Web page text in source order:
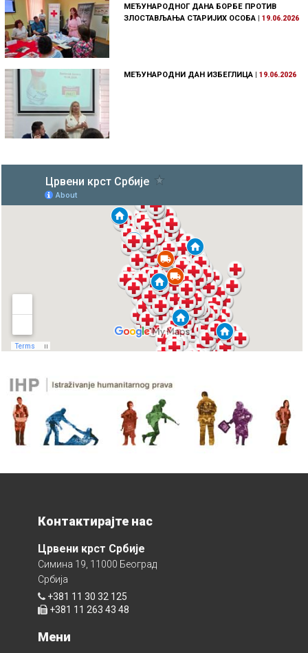
МЕЂУНАРОДНОГ ДАНА БОРБЕ ПРОТИВ
ЗЛОСТАВЉАЊА СТАРИЈИХ ОСОБА |19.06.2026
МЕЂУНАРОДНИ ДАН ИЗБЕГЛИЦА |19.06.2026
Контактирајте нас
Црвени крст Србије
Симина 19, 11000 Београд
Србија
+381 11 30 32 125
+381 11 263 43 48
Мени